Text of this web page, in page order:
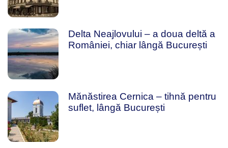
Delta Neajlovului – a doua deltă a
României, chiar lângă București
Mănăstirea Cernica – tihnă pentru
suflet, lângă București